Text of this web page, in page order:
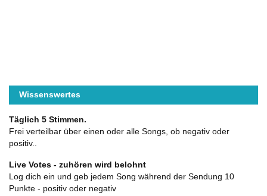
Wissenswertes
Täglich 5 Stimmen.
Frei verteilbar über einen oder alle Songs, ob negativ oder
positiv..
Live Votes - zuhören wird belohnt
Log dich ein und geb jedem Song während der Sendung 10
Punkte - positiv oder negativ